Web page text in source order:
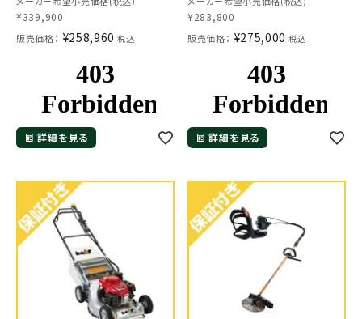
¥339,900
販売価格： ¥258,960 税込
詳細を見る
¥283,800
販売価格： ¥275,000 税込
詳細を見る